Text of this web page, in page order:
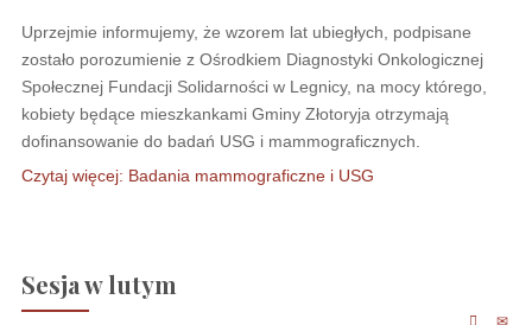
Uprzejmie informujemy, że wzorem lat ubiegłych, podpisane
zostało porozumienie z Ośrodkiem Diagnostyki Onkologicznej
Społecznej Fundacji Solidarności w Legnicy, na mocy którego,
kobiety będące mieszkankami Gminy Złotoryja otrzymają
dofinansowanie do badań USG i mammograficznych.
Czytaj więcej: Badania mammograficzne i USG
Sesja w lutym